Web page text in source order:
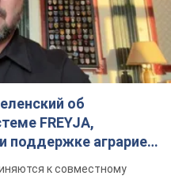
об
FREYJA,
поддержке аграриев.
к совместному